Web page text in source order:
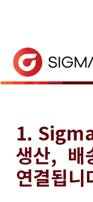
홈 > 왜 시그마네스
요?
왜 시그마
영업팀 문의
1.
생산, 배
연결됩니